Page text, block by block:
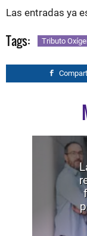
Las entradas ya
Tags: Tributo